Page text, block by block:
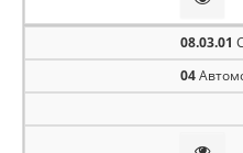
08.03.01
04